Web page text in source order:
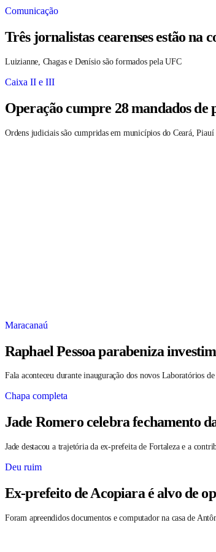
Comunicação
Três jornalistas cearenses estão na
Luizianne, Chagas e Denísio são formados pela UFC
Caixa II e III
Operação cumpre 28 mandados de
Ordens judiciais são cumpridas em municípios do Ceará, Piauí
Maracanaú
Raphael Pessoa parabeniza
Fala aconteceu durante inauguração dos novos Laboratórios
Chapa completa
Jade Romero celebra fechamento
Jade destacou a trajetória da ex-prefeita de Fortaleza e a
Deu ruim
Ex-prefeito de Acopiara é alvo de
Foram apreendidos documentos e computador na casa de